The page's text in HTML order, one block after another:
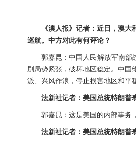
《澳人报》记者：近日，澳
巡航。中方对此有何评论？
郭嘉昆：中国人民解放军南部
剧局势紧张，破坏地区稳定。中国
派、兴风作浪，停止损害地区和平稳
法新社记者：美国总统特朗普
郭嘉昆：这是美国的内部事务
法新社记者：美国总统特朗普